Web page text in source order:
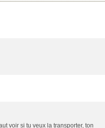
voir si tu veux la transporter, ton